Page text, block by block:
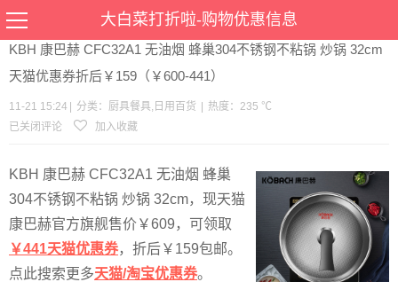
大白菜打折啦-购物优惠信息
当前位置： 优惠>厨具餐具日用百货>文章详情
KBH 康巴赫 CFC32A1 无油烟 蜂巢304不锈钢不粘锅 炒锅 32cm
天猫优惠券折后￥159（￥600-441）
11-21 15:24 分类： 厨具餐具, 日用百货
热度：235 ℃
已关闭评论
加入收藏
KBH 康巴赫 CFC32A1 无油烟 蜂巢
304不锈钢不粘锅 炒锅 32cm，现天猫
康巴赫官方旗舰售价￥609，可领取
￥441天猫优惠券，折后￥159包邮。
点此搜索更多天猫/淘宝优惠券。